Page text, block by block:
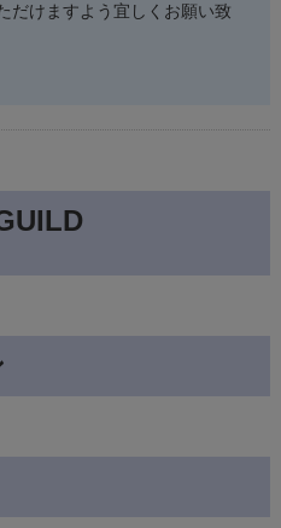
だけますよう宜しくお願い致